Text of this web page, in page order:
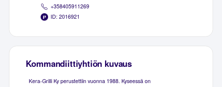
+358405911269
ID: 2016921
Kommandiittiyhtiön kuvaus
Kera-Grilli Ky perustettiin vuonna 1988. Kyseessä on